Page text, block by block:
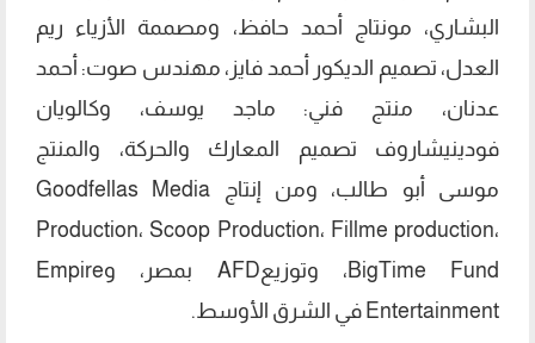
البشاري، مونتاج أحمد حافظ، ومصممة الأزياء ريم
العدل، تصميم الديكور أحمد فايز، مهندس صوت: أحمد
عدنان، منتج فني: ماجد يوسف، وكالويان
فودينيشاروف تصميم المعارك والحركة، والمنتج
موسى أبو طالب، ومن إنتاج Goodfellas Media
Production، Scoop Production، Fillme production،
BigTime Fund، وتوزيعAFD بمصر، وEmpire
Entertainment في الشرق الأوسط.